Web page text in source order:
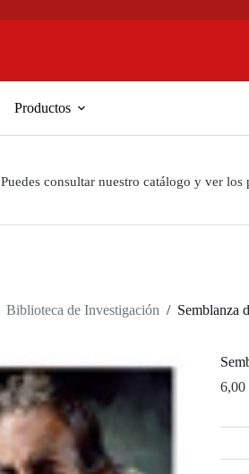
Productos
Puedes consultar nuestro catálogo y ver
Biblioteca de Investigación / Semblanza
6,00